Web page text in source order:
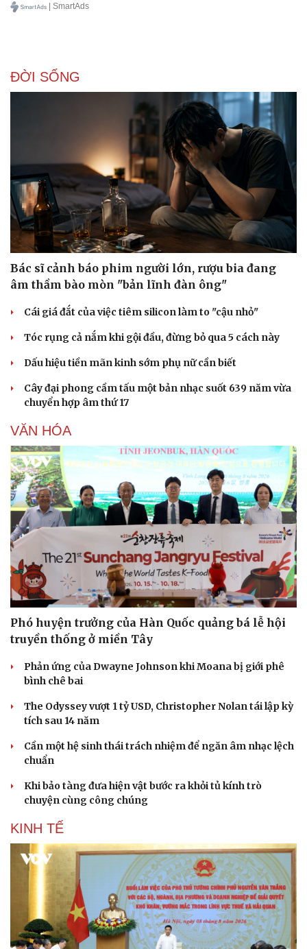
Văn hóa
Sân khấu - Điện ảnh
Văn học
Âm nhạc
Di sản
Giải trí
Nghệ sĩ
Thời trang
Sao Việt
| SmartAds
ĐỜI SỐNG
Bác sĩ cảnh báo phim người lớn, rượu bia đang
âm thầm bào mòn "bản lĩnh đàn ông"
Cái giá đắt của việc tiêm silicon làm to "cậu nhỏ"
Tóc rụng cả nắm khi gội đầu, đừng bỏ qua 5 cách này
Dấu hiệu tiền mãn kinh sớm phụ nữ cần biết
Cây đại phong cầm tấu một bản nhạc suốt 639 năm vừa
chuyển hợp âm thứ 17
VĂN HÓA
Phó huyện trưởng của Hàn Quốc quảng bá lễ hội
truyền thống ở miền Tây
Phản ứng của Dwayne Johnson khi Moana bị giới phê
bình chê bai
The Odyssey vượt 1 tỷ USD, Christopher Nolan tái lập kỳ
tích sau 14 năm
Cần một hệ sinh thái trách nhiệm để ngăn âm nhạc lệch
chuẩn
Khi bảo tàng đưa hiện vật bước ra khỏi tủ kính trò
chuyện cùng công chúng
KINH TẾ